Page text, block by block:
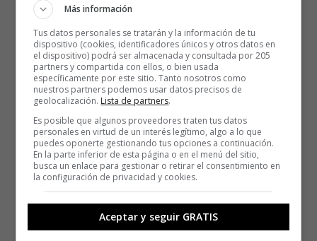
Más información
Tus datos personales se tratarán y la información de tu
dispositivo (cookies, identificadores únicos y otros datos en
el dispositivo) podrá ser almacenada y consultada por 205
partners y compartida con ellos, o bien usada
específicamente por este sitio. Tanto nosotros como
nuestros partners podemos usar datos precisos de
geolocalización. Lista de partners.
Es posible que algunos proveedores traten tus datos
personales en virtud de un interés legítimo, algo a lo que
puedes oponerte gestionando tus opciones a continuación.
En la parte inferior de esta página o en el menú del sitio,
busca un enlace para gestionar o retirar el consentimiento en
la configuración de privacidad y cookies.
Aceptar y seguir GRATIS